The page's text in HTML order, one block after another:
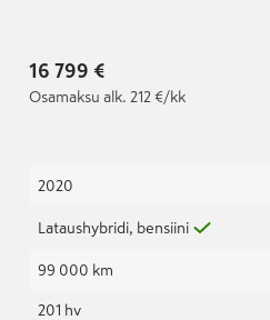
vaihdettu 3/2026! |
16 799 €
Osamaksu alk. 212 €/kk
2020
Lataushybridi, bensiini
99 000 km
201 hv